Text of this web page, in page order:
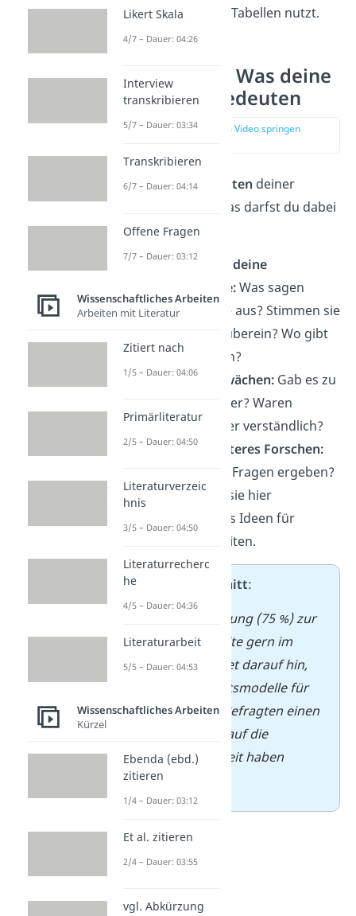
Absätze, Listen oder Tabellen nutzt.
Diskussion — Was deine
Ergebnisse bedeuten
zur Stelle im Video springen
Nun geht es ans Deuten deiner
Ergebnisse — und das darfst du dabei
nicht vergessen:
Beziehe dich auf deine
Forschungsfrage:Was sagen
deine Ergebnisse aus? Stimmen sie
mit der Theorie überein? Wo gibt
es Abweichungen?
Sprich über Schwächen: Gab es zu
wenige Teilnehmer? Waren
Antworten schwer verständlich?
Ausblick auf weiteres Forschen:
Haben sich neue Fragen ergeben?
Dann kannst du sie hier
ansprechen — als Ideen für
kommende Arbeiten.
➡️Beispielausschnitt:
Die hohe Zustimmung (75 %) zur
Aussage „Ich arbeite gern im
Homeoffice“ deutet darauf hin,
dass flexible Arbeitsmodelle für
die Mehrheit der Befragten einen
positiven Einfluss auf die
Arbeitszufriedenheit haben
könnten.
Likert Skala
4/7 – Dauer: 04:26
Interview
transkribieren
5/7 – Dauer: 03:34
Transkribieren
6/7 – Dauer: 04:14
Offene Fragen
7/7 – Dauer: 03:12
Wissenschaftliches Arbeiten
Arbeiten mit Literatur
Zitiert nach
1/5 – Dauer: 04:06
Primärliteratur
2/5 – Dauer: 04:50
Literaturverzeic
hnis
3/5 – Dauer: 04:50
Literaturrecherc
he
4/5 – Dauer: 04:36
Literaturarbeit
5/5 – Dauer: 04:53
Wissenschaftliches Arbeiten
Kürzel
Ebenda (ebd.)
zitieren
1/4 – Dauer: 03:12
Et al. zitieren
2/4 – Dauer: 03:55
vgl. Abkürzung